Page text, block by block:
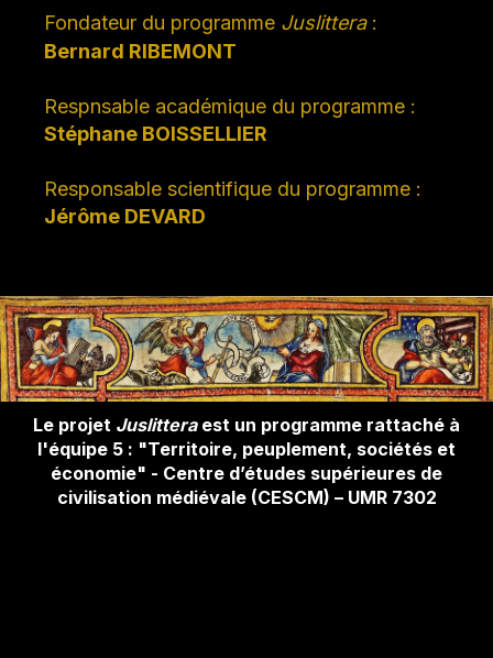
Fondateur du programme Juslittera:
Bernard RIBEMONT
Respnsable académique du programme :
Stéphane BOISSELLIER
Responsable scientifique du programme :
Jérôme DEVARD
Le projet Juslittera est un programme rattaché à
l'équipe 5 : "Territoire, peuplement, sociétés et
économie" - Centre d’études supérieures de
civilisation médiévale (CESCM) – UMR 7302